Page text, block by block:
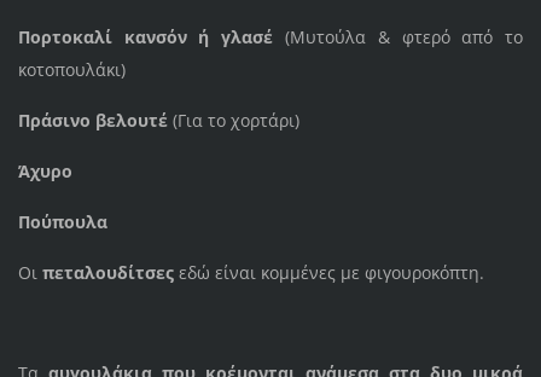
Πορτοκαλί κανσόν ή γλασέ (Μυτούλα & φτερό από το
κοτοπουλάκι)
Πράσινο βελουτέ(Για το χορτάρι)
Άχυρο
Πούπουλα
Οι πεταλουδίτσες εδώ είναι κομμένες με φιγουροκόπτη.